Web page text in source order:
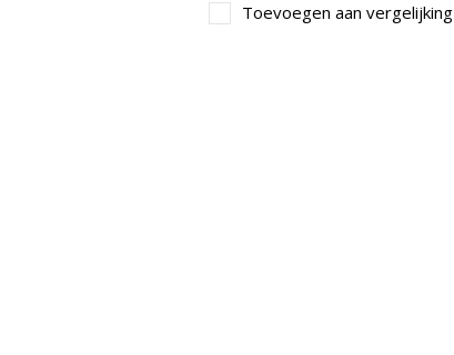
Toevoegen aan vergelijking